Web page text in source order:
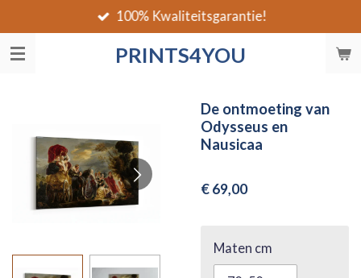
direct
naar
PRINTS4YOU
100% Kwaliteitsgarantie!
De ontmoeting van
Odysseus en
Nausicaa
€ 69,00
Maten cm